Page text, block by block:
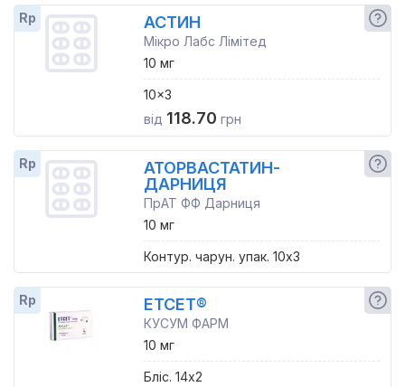
Rp АСТИН
Мікро Лабс Лімітед
10 мг
10x3
від 118.70 грн
Rp
АТОРВАСТАТИН-
ДАРНИЦЯ
ПрАТ ФФ Дарниця
10 мг
Контур. чарун. упак. 10x3
Rp ЕТСЕТ®
КУСУМ ФАРМ
10 мг
Бліс. 14x2